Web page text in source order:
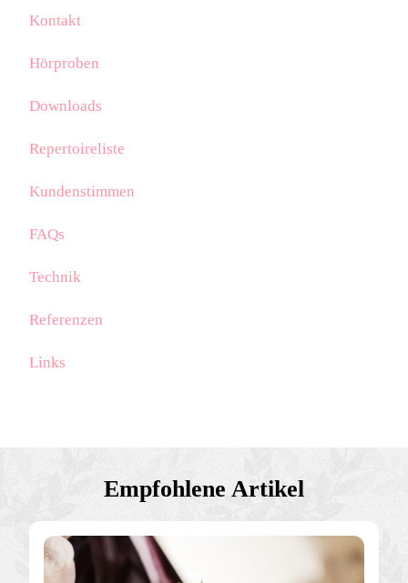
Kontakt
Hörproben
Downloads
Repertoireliste
Kundenstimmen
FAQs
Technik
Referenzen
Links
Empfohlene Artikel